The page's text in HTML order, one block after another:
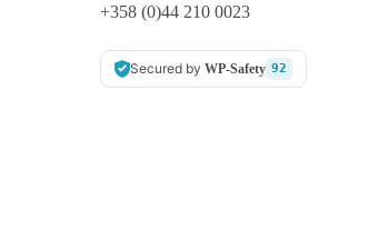
+358 (0)44 210 0023
Secured by WP-Safety 92